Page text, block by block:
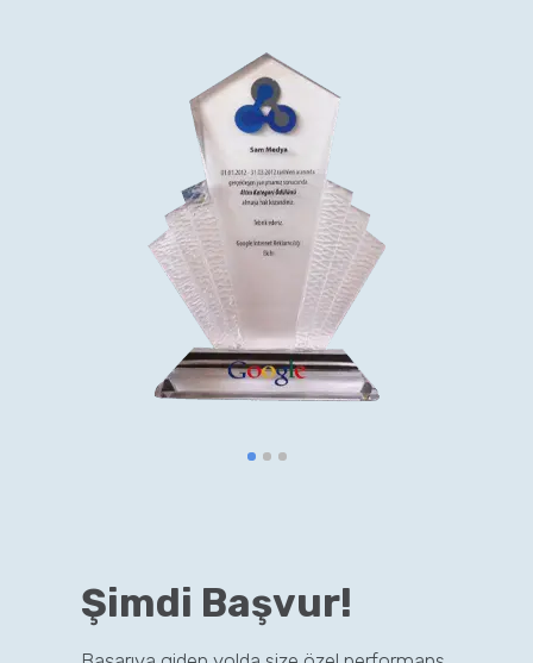
Şimdi Başvur!